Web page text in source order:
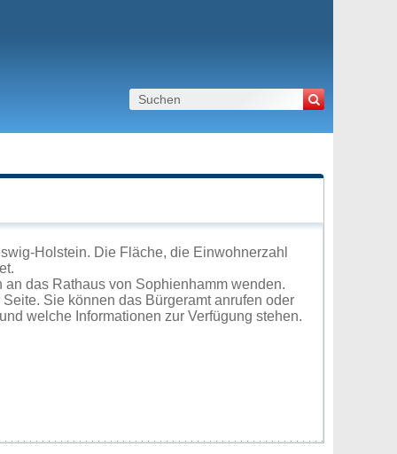
Holstein. Die Fläche, die Einwohnerzahl
das Rathaus von Sophienhamm wenden.
Sie können das Bürgeramt anrufen oder
welche Informationen zur Verfügung stehen.